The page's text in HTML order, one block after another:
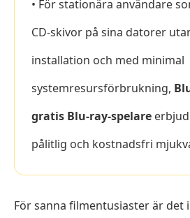
• För stationära användare
CD-skivor på sina datorer
installation och med minimal
systemresursförbrukning,
gratis Blu-ray-spelare
pålitlig och kostnadsfri
För sanna filmentusiaster är det